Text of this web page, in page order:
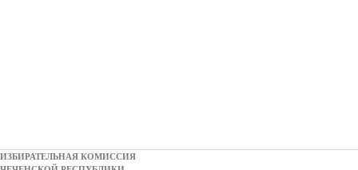
ИЗБИРАТЕЛЬНАЯ КОМИССИЯ